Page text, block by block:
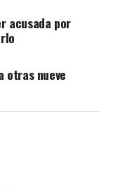
acusada por
otras nueve